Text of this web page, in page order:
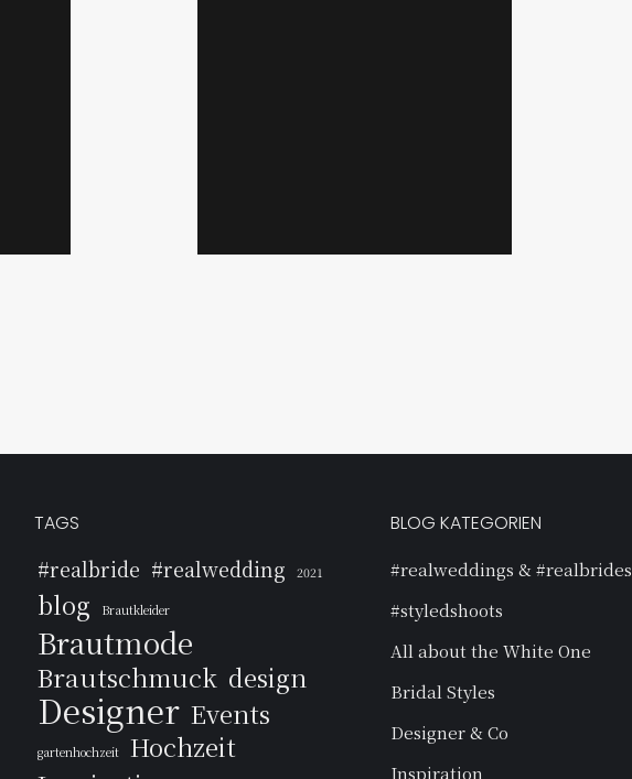
TAGS
#realbride #realwedding 2021
blog Brautkleider
Brautmode
Brautschmuck design
Designer Events
gartenhochzeit
Hochzeit
BLOG KATEGORIEN
#realweddings & #realbrides
#styledshoots
All about the White One
Bridal Styles
Designer & Co
Inspiration